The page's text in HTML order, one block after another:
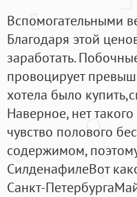
Вспомогательными
Благодаря этой
заработать.
провоцирует
хотела было
Наверное, нет
чувство полового
содержимом,
СилденафилеВот
Санкт-